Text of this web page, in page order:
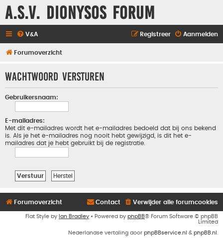
A.S.V. Dionysos Forum
V&A Aanmelden
Registreer
Forumoverzicht
Wachtwoord versturen
Gebruikersnaam:
E-mailadres:
Met dit e-mailadres wordt het e-mailadres bedoeld dat bij ons bekend
is. Als je het e-mailadres nog nooit hebt gewijzigd, is dit het e-
mailadres dat je hebt gebruikt bij de registratie.
Forumoverzicht Verwijder alle forumcookies
Contact
Flat Style by Ian Bradley • Powered by phpBB® Forum Software © phpBB
Limited
Nederlandse vertaling door phpBBservice.nl & phpBB.nl .